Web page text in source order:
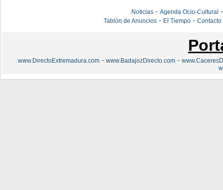
Noticias- Agenda Ocio-Cultural
Tablón de Anuncios- El Tiempo- Contacto
www.DirectoExtremadura.com - www.BadajozDirecto.com -